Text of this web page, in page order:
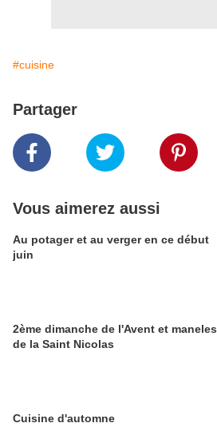
#cuisine
Partager
Vous aimerez aussi
Au potager et au verger en ce début
juin
2ème dimanche de l'Avent et maneles
de la Saint Nicolas
Cuisine d'automne